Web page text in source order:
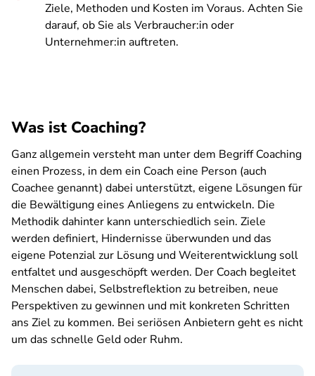
Ziele, Methoden und Kosten im Voraus. Achten Sie
darauf, ob Sie als Verbraucher:in oder
Unternehmer:in auftreten.
Was ist Coaching?
Ganz allgemein versteht man unter dem Begriff Coaching
einen Prozess, in dem ein Coach eine Person (auch
Coachee genannt) dabei unterstützt, eigene Lösungen für
die Bewältigung eines Anliegens zu entwickeln. Die
Methodik dahinter kann unterschiedlich sein. Ziele
werden definiert, Hindernisse überwunden und das
eigene Potenzial zur Lösung und Weiterentwicklung soll
entfaltet und ausgeschöpft werden. Der Coach begleitet
Menschen dabei, Selbstreflektion zu betreiben, neue
Perspektiven zu gewinnen und mit konkreten Schritten
ans Ziel zu kommen. Bei seriösen Anbietern geht es nicht
um das schnelle Geld oder Ruhm.